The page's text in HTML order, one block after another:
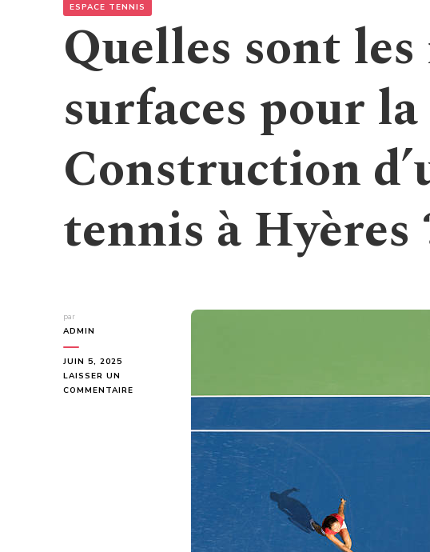
ESPACE TENNIS
Quelles sont
surfaces pour la
Construction
tennis à Hyères
par
ADMIN
JUIN 5, 2025
LAISSER UN
COMMENTAIRE